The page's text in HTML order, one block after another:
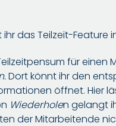
das Teilzeit-Feature
für
Dort könnt ihr den
öffnet. Hier
Wiederholen gelangt
der Mitarbeitende